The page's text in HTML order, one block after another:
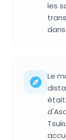
les
Le
était